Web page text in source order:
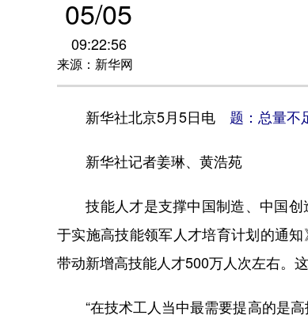
05/05
09:22:56
来源：新华网
新华社北京5月5日电 题：总量不
新华社记者姜琳、黄浩苑
技能人才是支撑中国制造、中国创
于实施高技能领军人才培育计划的通
带动新增高技能人才500万人次左右。
“在技术工人当中最需要提高的是高